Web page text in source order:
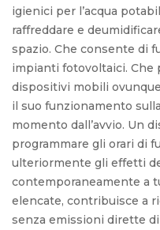
igienici per l’acqua
raffreddare e
spazio. Che consente di
impianti fotovoltaici. Che
dispositivi mobili
il suo funzionamento
momento dall’avvio. Un
programmare gli orari di
ulteriormente gli effetti
contemporaneamente a
elencate, contribuisce a
senza emissioni dirette